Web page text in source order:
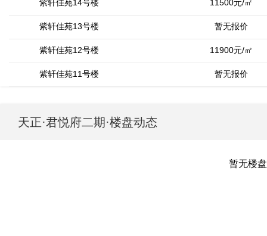
紫轩佳苑14号楼 11500元/㎡
紫轩佳苑13号楼 暂无报价
紫轩佳苑12号楼 11900元/㎡
紫轩佳苑11号楼 暂无报价
天正·君悦府二期 ·楼盘动态
暂无楼